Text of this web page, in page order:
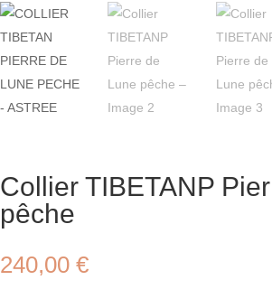
Collier TIBETANP
pêche
240,00 €